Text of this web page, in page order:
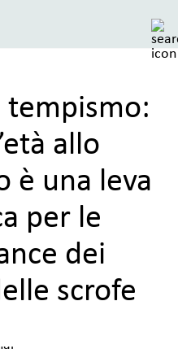
tempismo:
allo
è una leva
per le
dei
scrofe